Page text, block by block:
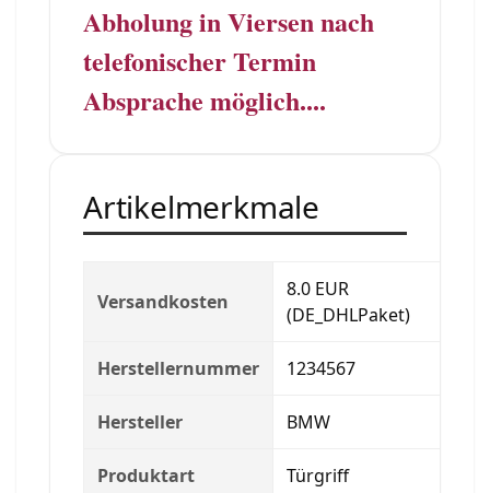
Abholung in Viersen nach
telefonischer Termin
Absprache möglich....
Artikelmerkmale
Versandkosten
8.0 EUR
(DE_DHLPaket)
Herstellernummer 1234567
Hersteller BMW
Produktart Türgriff